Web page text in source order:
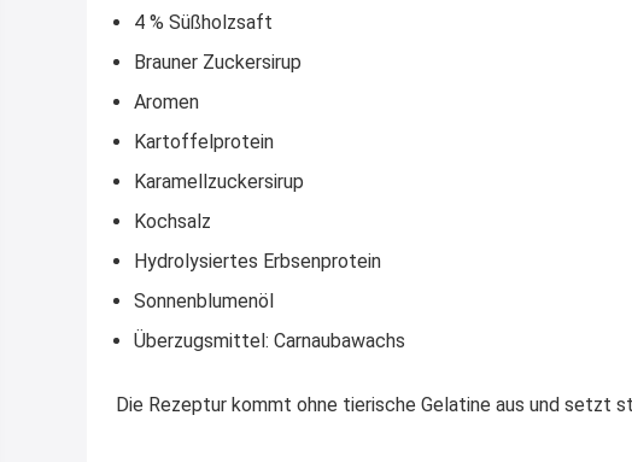
4 % Süßholzsaft
Brauner Zuckersirup
Aromen
Kartoffelprotein
Karamellzuckersirup
Kochsalz
Hydrolysiertes Erbsenprotein
Sonnenblumenöl
Überzugsmittel: Carnaubawachs
Die Rezeptur kommt ohne tierische Gelatine aus und setzt